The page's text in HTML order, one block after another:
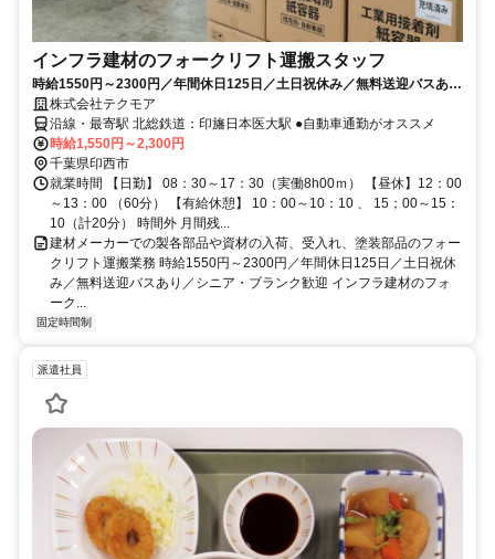
インフラ建材のフォークリフト運搬スタッフ
時給1550円～2300円／年間休日125日／土日祝休み／無料送迎バスあり
／50代～60代のシニア世代も歓迎します
株式会社テクモア
沿線・最寄駅 北総鉄道：印旛日本医大駅 ●自動車通勤がオススメ
時給1,550円～2,300円
千葉県印西市
就業時間 【日勤】 08：30～17：30（実働8h00ｍ） 【昼休】12：00
～13：00 （60分） 【有給休憩】 10：00～10：10 、 15；00～15：
10（計20分） 時間外 月間残...
建材メーカーでの製各部品や資材の入荷、受入れ、塗装部品のフォー
クリフト運搬業務 時給1550円～2300円／年間休日125日／土日祝休
み／無料送迎バスあり／シニア・ブランク歓迎 インフラ建材のフォ
ーク...
固定時間制
派遣社員